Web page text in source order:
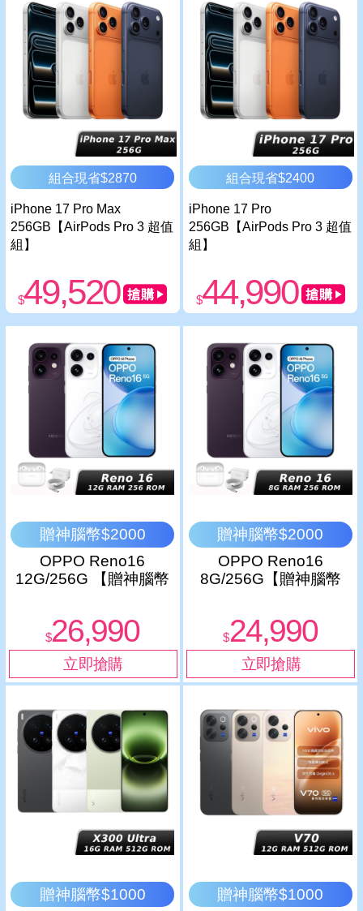
組合現省$2870
iPhone 17 Pro Max
256GB【AirPods Pro 3 超值
組】
$49,520
組合現省$2400
iPhone 17 Pro
256GB【AirPods Pro 3 超值
組】
$44,990
贈神腦幣$2000
OPPO Reno16
12G/256G 【贈神腦幣
$26,990
贈神腦幣$2000
OPPO Reno16
8G/256G【贈神腦幣
$24,990
贈神腦幣$1000
贈神腦幣$1000